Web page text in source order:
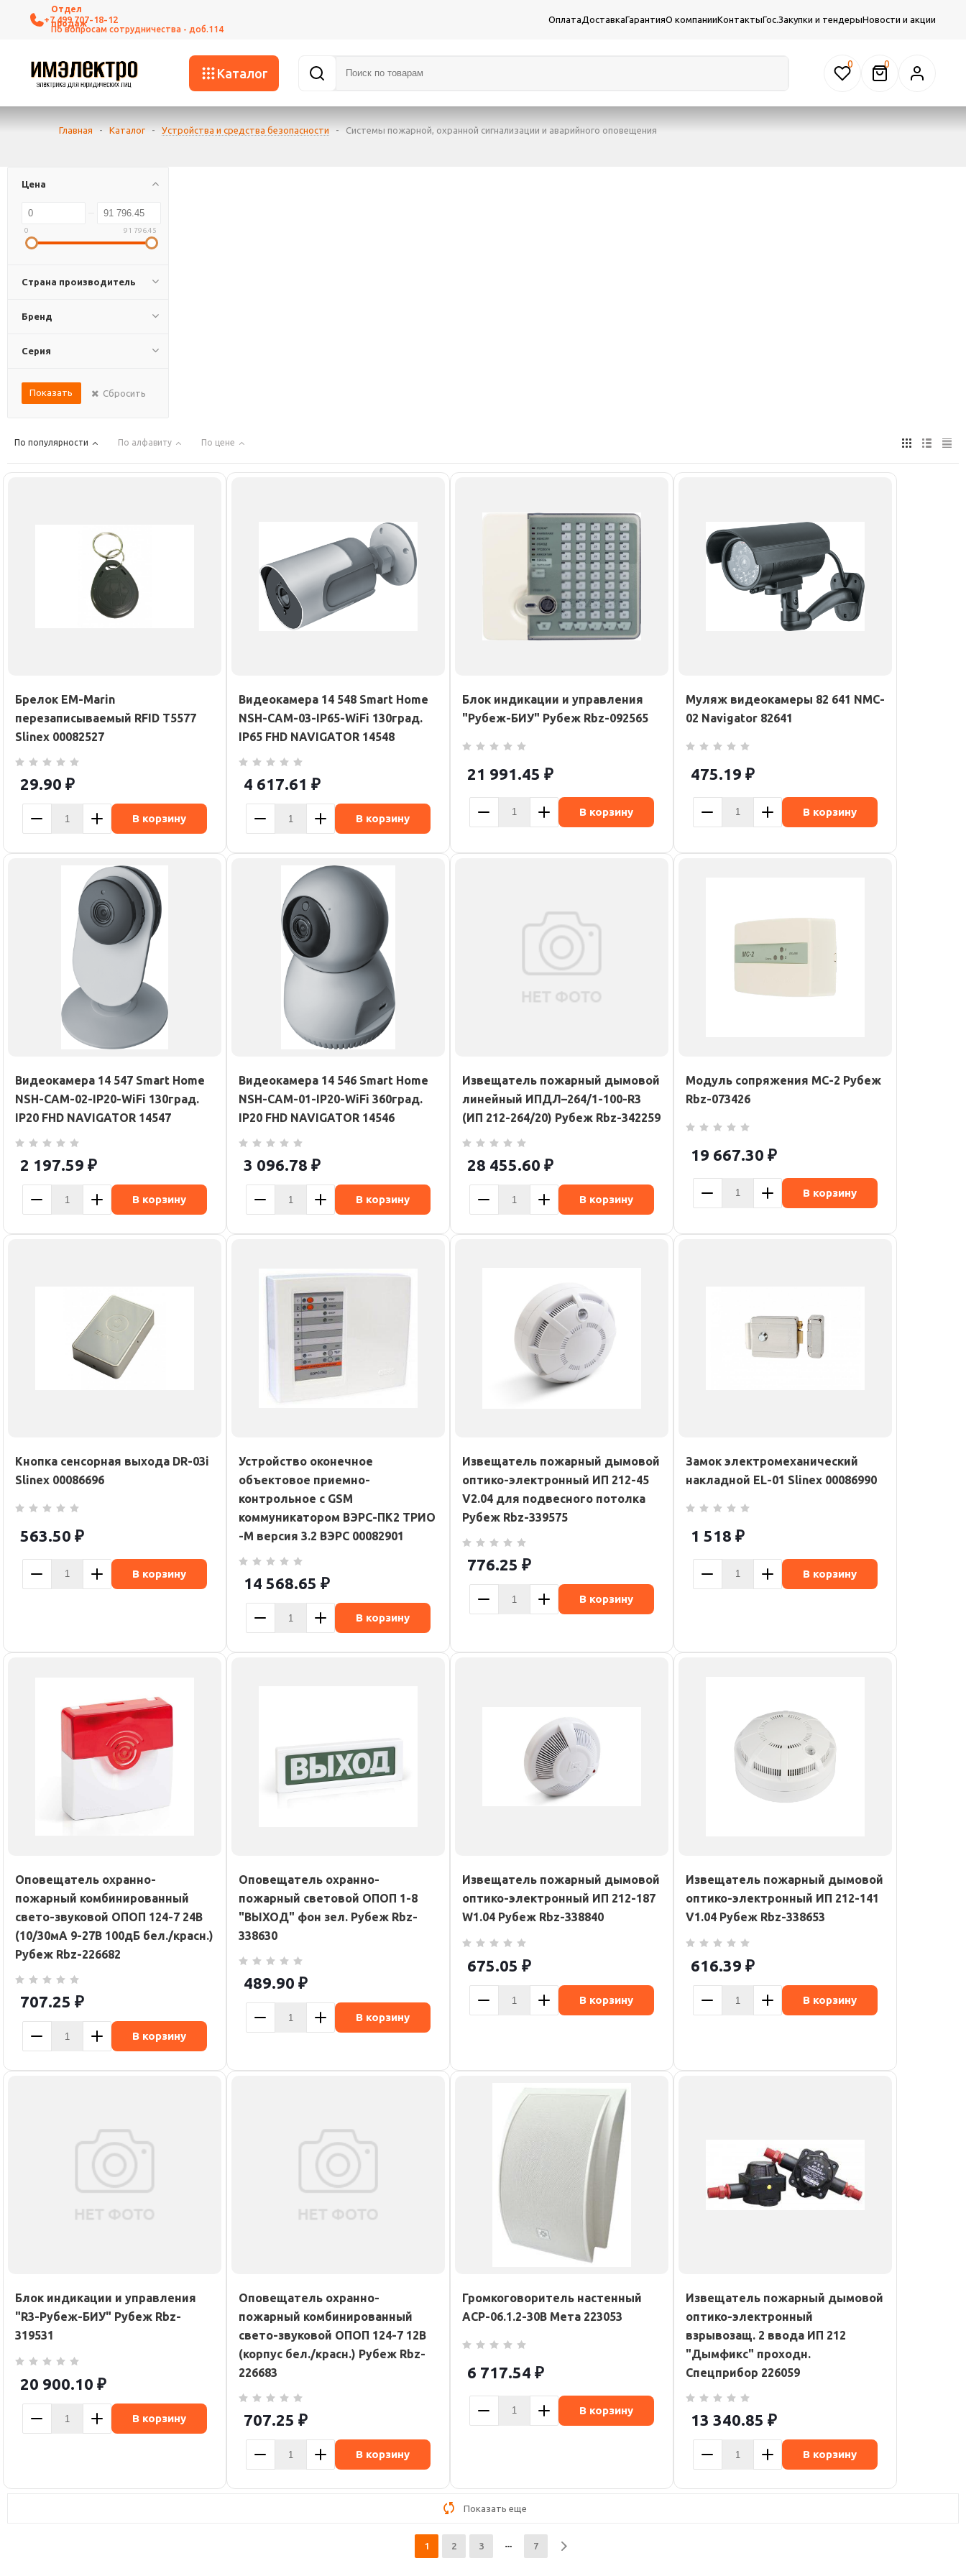
+7 499 707-18-12 ОплатаДоставкаГарантияО компанииКонтактыГос.Закупки и тендерыНовости и акции
Каталог
0
Главная - Каталог - Устройства и средства безопасности - Системы пожарной, охранной сигнализации и аварийного оповещения
Цена
0 91 796.45
Страна производитель
Бренд
Серия
Показать Сбросить
По популярности По алфавиту По цене
Брелок EM-Marin
перезаписываемый RFID T5577
Slinex 00082527
29.90 ₽
В корзину
Видеокамера 14 548 Smart Home
NSH-CAM-03-IP65-WiFi 130град.
IP65 FHD NAVIGATOR 14548
4 617.61 ₽
В корзину
Блок индикации и управления
"Рубеж-БИУ" Рубеж Rbz-092565
21 991.45 ₽
В корзину
Муляж видеокамеры 82 641 NMC-
02 Navigator 82641
475.19 ₽
В корзину
Видеокамера 14 547 Smart Home
NSH-CAM-02-IP20-WiFi 130град.
IP20 FHD NAVIGATOR 14547
2 197.59 ₽
В корзину
Видеокамера 14 546 Smart Home
NSH-CAM-01-IP20-WiFi 360град.
IP20 FHD NAVIGATOR 14546
3 096.78 ₽
В корзину
Извещатель пожарный дымовой
линейный ИПДЛ–264/1-100-R3
(ИП 212-264/20) Рубеж Rbz-342259
28 455.60 ₽
В корзину
Модуль сопряжения МС-2 Рубеж
Rbz-073426
19 667.30 ₽
В корзину
Кнопка сенсорная выхода DR-03i
Slinex 00086696
563.50 ₽
В корзину
Устройство оконечное
объектовое приемно-
контрольное с GSM
коммуникатором ВЭРС-ПК2 ТРИО
-М версия 3.2 ВЭРС 00082901
14 568.65 ₽
В корзину
Извещатель пожарный дымовой
оптико-электронный ИП 212-45
V2.04 для подвесного потолка
Рубеж Rbz-339575
776.25 ₽
В корзину
Замок электромеханический
накладной EL-01 Slinex 00086990
1 518 ₽
В корзину
Оповещатель охранно-
пожарный комбинированный
свето-звуковой ОПОП 124-7 24В
(10/30мА 9-27В 100дБ бел./красн.)
Рубеж Rbz-226682
707.25 ₽
В корзину
Оповещатель охранно-
пожарный световой ОПОП 1-8
"ВЫХОД" фон зел. Рубеж Rbz-
338630
489.90 ₽
В корзину
Извещатель пожарный дымовой
оптико-электронный ИП 212-187
W1.04 Рубеж Rbz-338840
675.05 ₽
В корзину
Извещатель пожарный дымовой
оптико-электронный ИП 212-141
V1.04 Рубеж Rbz-338653
616.39 ₽
В корзину
Блок индикации и управления
"R3-Рубеж-БИУ" Рубеж Rbz-
319531
20 900.10 ₽
В корзину
Оповещатель охранно-
пожарный комбинированный
свето-звуковой ОПОП 124-7 12В
(корпус бел./красн.) Рубеж Rbz-
226683
707.25 ₽
В корзину
Громкоговоритель настенный
АСР-06.1.2-30В Мета 223053
6 717.54 ₽
В корзину
Извещатель пожарный дымовой
оптико-электронный
взрывозащ. 2 ввода ИП 212
"Дымфикс" проходн.
Спецприбор 226059
13 340.85 ₽
В корзину
Показать еще
1 2 3 7